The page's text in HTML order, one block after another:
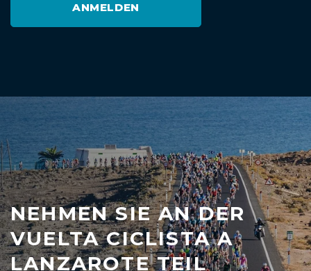
ANMELDEN
NEHMEN SIE AN DER
VUELTA CICLISTA A
LANZAROTE TEIL